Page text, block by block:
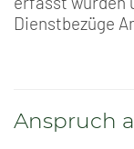
Dienstbezüge
Anspruch